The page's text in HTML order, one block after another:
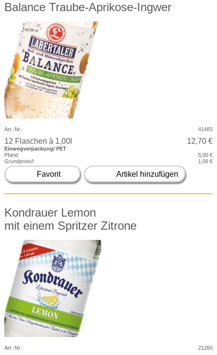
Balance Traube-Aprikose-Ingwer
Art.-Nr.: 41483
12 Flaschen à 1,00l 12,70 €
Einwegverpackung/ PET
Pfand
5,00 €
Grundpreis/l
1,06 €
Favorit Artikel hinzufügen
Kondrauer Lemon
mit einem Spritzer Zitrone
Art.-Nr.: 21260